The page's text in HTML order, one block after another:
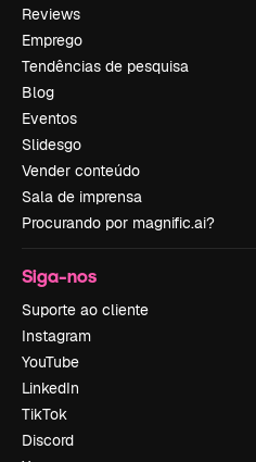
Reviews
Emprego
Tendências de pesquisa
Blog
Eventos
Slidesgo
Vender conteúdo
Sala de imprensa
Procurando por magnific.ai?
Siga-nos
Suporte ao cliente
Instagram
YouTube
LinkedIn
TikTok
Discord